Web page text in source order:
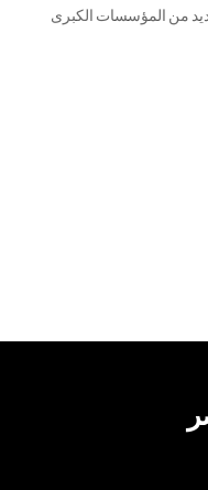
من المؤسسات الكبرى